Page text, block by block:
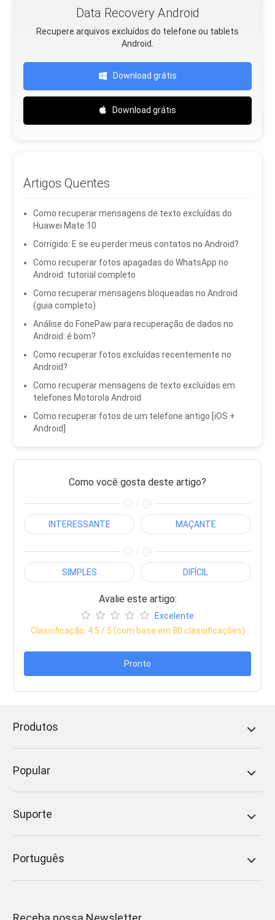
Data Recovery Android
Recupere arquivos excluídos do telefone ou tablets
Android.
Download grátis
Download grátis
Artigos Quentes
Como recuperar mensagens de texto excluídas do
Huawei Mate 10
Corrigido: E se eu perder meus contatos no Android?
Como recuperar fotos apagadas do WhatsApp no ​​
Android: tutorial completo
Como recuperar mensagens bloqueadas no Android
(guia completo)
Análise do FonePaw para recuperação de dados no
Android: é bom?
Como recuperar fotos excluídas recentemente no
Android?
Como recuperar mensagens de texto excluídas em
telefones Motorola Android
Como recuperar fotos de um telefone antigo [iOS +
Android]
Como você gosta deste artigo?
/
INTERESSANTE MAÇANTE
/
SIMPLES DIFÍCIL
Avalie este artigo:
Excelente
Classificação: 4.5 / 5 (com base em 80 classificações)
Pronto
Produtos
Popular
Suporte
Português